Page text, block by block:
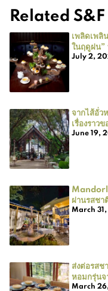
Related S&F
เพลิดเพ
ในฤดูฝน”
July 2,
จากไส้อั่ว
เรื่องราว
June 19,
ผ่านรสชา
March
ส่งต่อรสช
หอมกรุ่นจ
March